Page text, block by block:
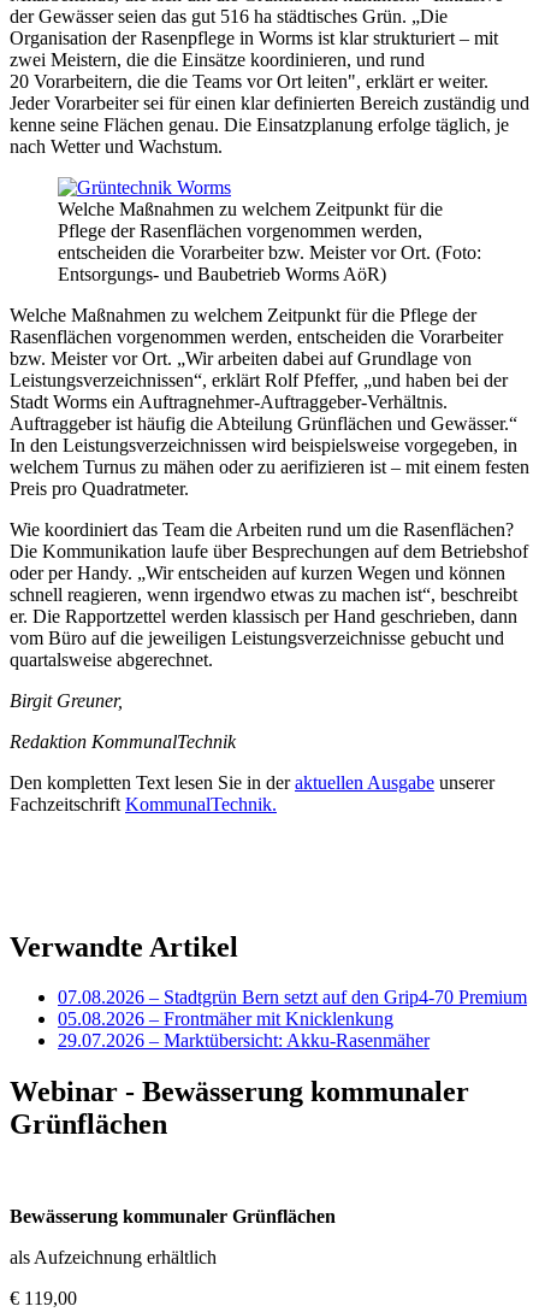
der Gewässer seien das gut 516 ha städtisches Grün. „Die
Organisation der Rasenpflege in Worms ist klar strukturiert – mit
zwei Meistern, die die Einsätze koordinieren, und rund
20 Vorarbeitern, die die Teams vor Ort leiten", erklärt er weiter.
Jeder Vorarbeiter sei für einen klar definierten Bereich zuständig und
kenne seine Flächen genau. Die Einsatzplanung erfolge täglich, je
nach Wetter und Wachstum.
Welche Maßnahmen zu welchem Zeitpunkt für die
Pflege der Rasenflächen vorgenommen werden,
entscheiden die Vorarbeiter bzw. Meister vor Ort. (Foto:
Entsorgungs- und Baubetrieb Worms AöR)
Welche Maßnahmen zu welchem Zeitpunkt für die Pflege der
Rasenflächen vorgenommen werden, entscheiden die Vorarbeiter
bzw. Meister vor Ort. „Wir arbeiten dabei auf Grundlage von
Leistungsverzeichnissen“, erklärt Rolf Pfeffer, „und haben bei der
Stadt Worms ein Auftragnehmer-Auftraggeber-Verhältnis.
Auftraggeber ist häufig die Abteilung Grünflächen und Gewässer.“
In den Leistungsverzeichnissen wird beispielsweise vorgegeben, in
welchem Turnus zu mähen oder zu aerifizieren ist – mit einem festen
Preis pro Quadratmeter.
Wie koordiniert das Team die Arbeiten rund um die Rasenflächen?
Die Kommunikation laufe über Besprechungen auf dem Betriebshof
oder per Handy. „Wir entscheiden auf kurzen Wegen und können
schnell reagieren, wenn irgendwo etwas zu machen ist“, beschreibt
er. Die Rapportzettel werden klassisch per Hand geschrieben, dann
vom Büro auf die jeweiligen Leistungsverzeichnisse gebucht und
quartalsweise abgerechnet.
Birgit Greuner,
Redaktion KommunalTechnik
Den kompletten Text lesen Sie in deraktuellen Ausgabe unserer
Fachzeitschrift KommunalTechnik.
Verwandte Artikel
07.08.2026 – Stadtgrün Bern setzt auf den Grip4-70 Premium
05.08.2026 – Frontmäher mit Knicklenkung
29.07.2026 – Marktübersicht: Akku-Rasenmäher
Webinar - Bewässerung kommunaler
Grünflächen
Bewässerung kommunaler Grünflächen
als Aufzeichnung erhältlich
€ 119,00